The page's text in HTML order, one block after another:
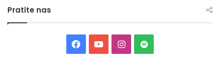
Pratite nas
Facebook
YouTubeInstagram
Spotify